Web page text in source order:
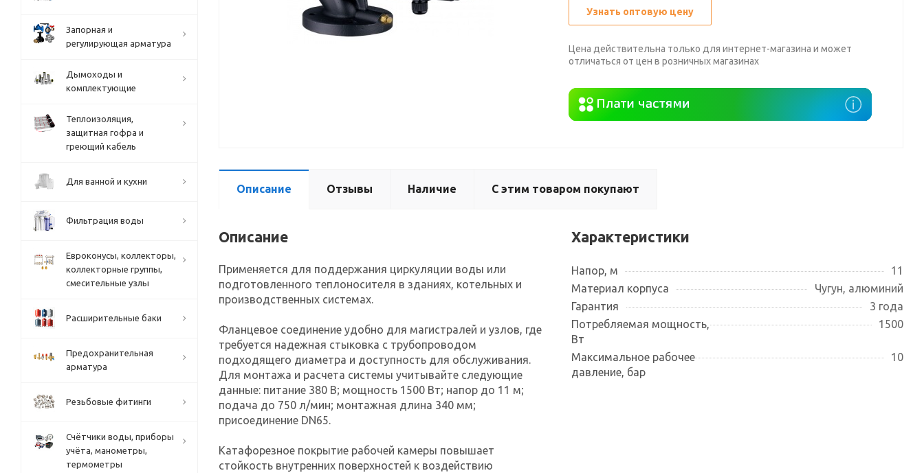
Узнать оптовую цену
Цена действительна только для интернет-магазина и может
отличаться от цен в розничных магазинах
Описание Отзывы Наличие С этим товаром покупают
Описание
Применяется для поддержания циркуляции воды или
подготовленного теплоносителя в зданиях, котельных и
производственных системах.
Фланцевое соединение удобно для магистралей и узлов, где
требуется надежная стыковка с трубопроводом
подходящего диаметра и доступность для обслуживания.
Для монтажа и расчета системы учитывайте следующие
данные: питание 380 В; мощность 1500 Вт; напор до 11 м;
подача до 750 л/мин; монтажная длина 340 мм;
присоединение DN65.
Катафорезное покрытие рабочей камеры повышает
стойкость внутренних поверхностей к воздействию
Характеристики
Напор, м
11
Материал корпуса
Чугун, алюминий
Гарантия
3 года
Потребляемая мощность,
Вт
1500
Максимальное рабочее
давление, бар
10
Запорная и
регулирующая арматура
Дымоходы и
комплектующие
Теплоизоляция,
защитная гофра и
греющий кабель
Для ванной и кухни
Фильтрация воды
Евроконусы, коллекторы,
коллекторные группы,
смесительные узлы
Расширительные баки
Предохранительная
арматура
Резьбовые фитинги
Счётчики воды, приборы
учёта, манометры,
термометры